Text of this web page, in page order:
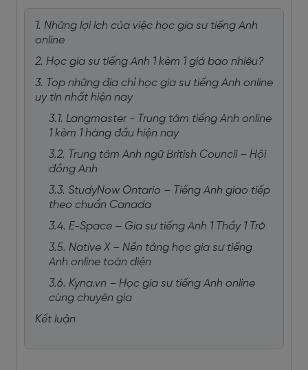
1. Những lợi ích của việc học gia sư tiếng Anh
online
2. Học gia sư tiếng Anh 1 kèm 1 giá bao nhiêu?
3. Top những địa chỉ học gia sư tiếng Anh online
uy tín nhất hiện nay
3.1. Langmaster - Trung tâm tiếng Anh online
1 kèm 1 hàng đầu hiện nay
3.2. Trung tâm Anh ngữ British Council – Hội
đồng Anh
3.3. StudyNow Ontario – Tiếng Anh giao tiếp
theo chuẩn Canada
3.4. E-Space – Gia sư tiếng Anh 1 Thầy 1 Trò
3.5. Native X – Nền tảng học gia sư tiếng
Anh online toàn diện
3.6. Kyna.vn – Học gia sư tiếng Anh online
cùng chuyên gia
Kết luận